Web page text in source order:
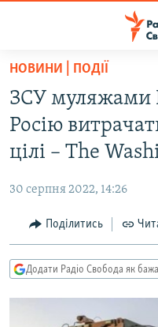
Перейти
основного
матеріалу
Перейти
до
основної
навігації
Перейти
до
пошуку
ВСЕ ЗА ДОБУ
СТАТТІ
ЕКОНОМІКА
СУСПІЛЬСТВО
РОСІЙСЬКА
ДОНБАС.РЕАЛІЇ
ТИ ЯК?
НОВИНИ | ПОДІЇ
ЗСУ муляжами
Росію
цілі – The
30 серпня 2022, 14:26
Поділитись
Додати Радіо Свобода як